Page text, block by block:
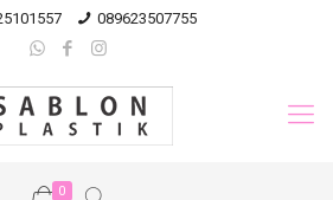
089623507755
0